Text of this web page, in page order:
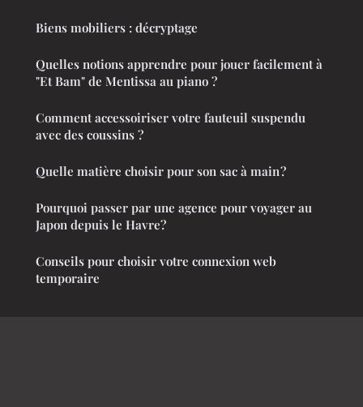
Biens mobiliers : décryptage
Quelles notions apprendre pour jouer facilement à
"Et Bam" de Mentissa au piano ?
Comment accessoiriser votre fauteuil suspendu
avec des coussins ?
Quelle matière choisir pour son sac à main ?
Pourquoi passer par une agence pour voyager au
Japon depuis le Havre?
Conseils pour choisir votre connexion web
temporaire